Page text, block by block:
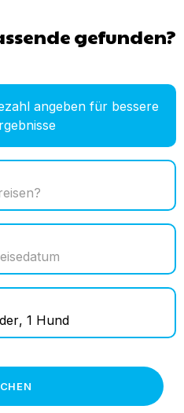
gefunden?
angeben für bessere
, 1 Hund